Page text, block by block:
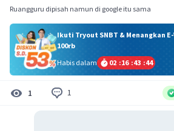
Ruangguru dipisah namun di google itu sama
Ikuti Tryout SNBT & Menangkan
100rb
Habis dalam
02 :16 :43 :44
1 1